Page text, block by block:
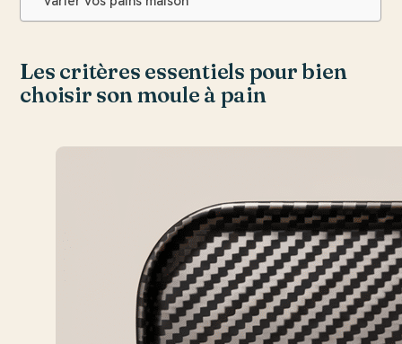
Les critères essentiels pour bien
choisir son moule à pain